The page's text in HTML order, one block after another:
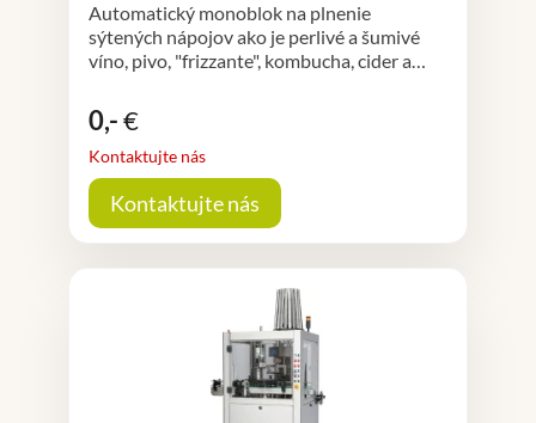
Automatický monoblok na plnenie
sýtených nápojov ako je perlivé a šumivé
víno, pivo, "frizzante", kombucha, cider a…
0,-€
Kontaktujte nás
Kontaktujte nás